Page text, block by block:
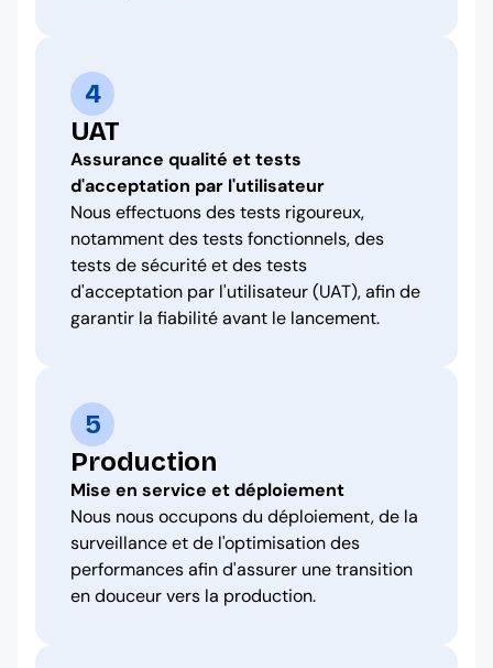
4
UAT
Assurance qualité et tests
d'acceptation par l'utilisateur
Nous effectuons des tests rigoureux,
notamment des tests fonctionnels, des
tests de sécurité et des tests
d'acceptation par l'utilisateur (UAT), afin de
garantir la fiabilité avant le lancement.
5
Production
Mise en service et déploiement
Nous nous occupons du déploiement, de la
surveillance et de l'optimisation des
performances afin d'assurer une transition
en douceur vers la production.